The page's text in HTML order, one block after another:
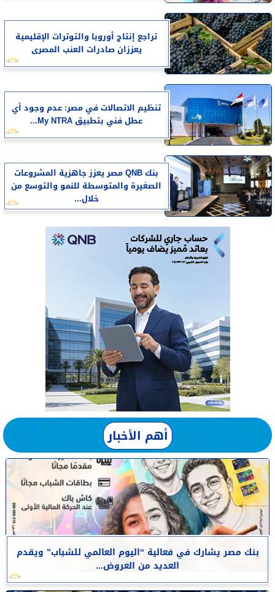
تراجع إنتاج أوروبا والتوترات الإقليمية
يعززان صادرات العنب المصرى
تنظيم الاتصالات في مصر: عدم وجود أي
عطل فني بتطبيق My NTRA...
بنك QNB مصر يعزز جاهزية المشروعات
الصغيرة والمتوسطة للنمو والتوسع من
خلال...
أهم الأخبار
بنك مصر يشارك في فعالية “اليوم العالمي للشباب” ويقدم
العديد من العروض...